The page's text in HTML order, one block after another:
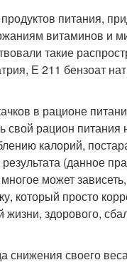
питания,
витаминов и
такие
Е 211 бензоат
в рационе
свой рацион
калорий,
(данное
может
который просто
здорового,
снижения своего